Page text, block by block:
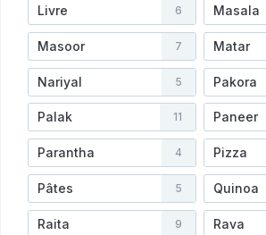
Livre 6 Masala
Masoor 7 Matar
Nariyal 5 Pakora
Palak 11 Paneer
Parantha 4 Pizza
Pâtes 5 Quinoa
Raita 9 Rava